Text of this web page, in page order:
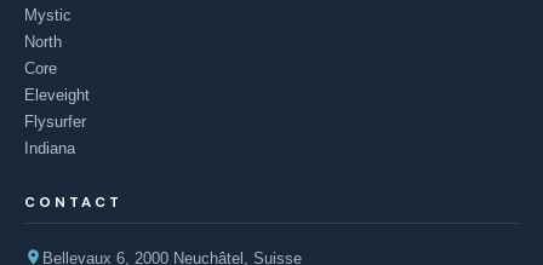
Mystic
North
Core
Eleveight
Flysurfer
Indiana
CONTACT
Bellevaux 6, 2000 Neuchâtel, Suisse